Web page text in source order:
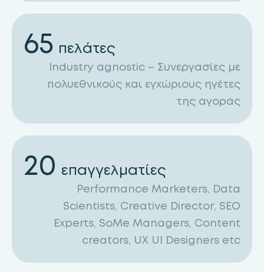
65 πελάτες
Industry agnostic – Συνεργασίες με
πολυεθνικούς και εγχώριους ηγέτες
της αγοράς
20 επαγγελματίες
Performance Marketers, Data
Scientists, Creative Director, SEO
Experts, SoMe Managers, Content
creators, UX UI Designers etc